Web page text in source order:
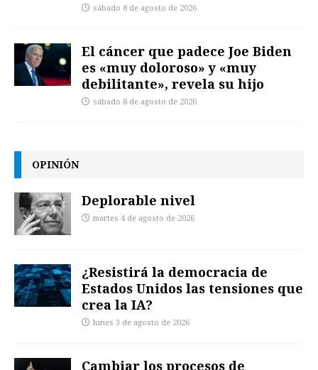
sábado 8 de agosto de 2026
El cáncer que padece Joe Biden
es «muy doloroso» y «muy
debilitante», revela su hijo
sábado 8 de agosto de 2026
OPINIÓN
Deplorable nivel
martes 4 de agosto de 2026
¿Resistirá la democracia de
Estados Unidos las tensiones que
crea la IA?
lunes 3 de agosto de 2026
Cambiar los procesos de